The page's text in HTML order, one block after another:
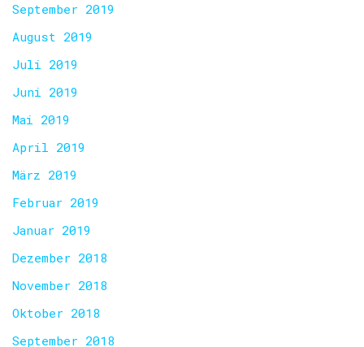
September 2019
August 2019
Juli 2019
Juni 2019
Mai 2019
April 2019
März 2019
Februar 2019
Januar 2019
Dezember 2018
November 2018
Oktober 2018
September 2018